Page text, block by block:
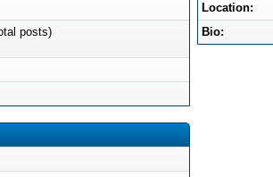
posts)
Location:
Bio: